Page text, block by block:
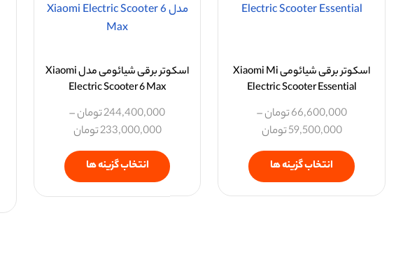
اسکوتر برقی شیائومی Xiaomi Mi
Electric Scooter Essential
66,600,000تومان–
59,500,000تومان
انتخاب گزینه ها
اسکوتر برقی شیائومی مدل Xiaomi
Electric Scooter 6 Max
244,400,000تومان–
233,000,000تومان
انتخاب گزینه ها